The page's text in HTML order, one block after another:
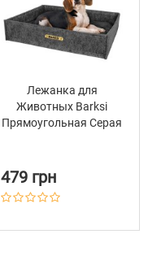
Лежанка для
Животных Barksi
Прямоугольная Серая
479 грн